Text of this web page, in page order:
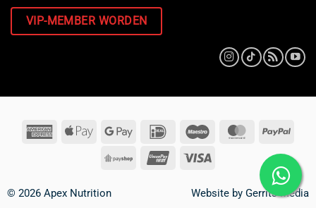
VIP-MEMBER WORDEN
© 2026 Apex Nutrition Website byGerrits Media